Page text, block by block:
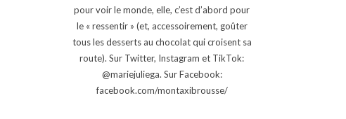
pour voir le monde, elle, c’est d’abord pour
le « ressentir » (et, accessoirement, goûter
tous les desserts au chocolat qui croisent sa
route). Sur Twitter, Instagram et TikTok:
@mariejuliega. Sur Facebook:
facebook.com/montaxibrousse/